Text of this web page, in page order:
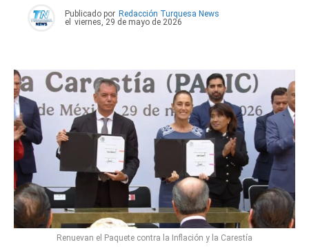
Publicado por Redacción Turquesa News
el viernes, 29 de mayo de 2026
Renuevan el Paquete contra la Inflación y la Carestía